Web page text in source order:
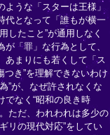
うな「スターは王様」
代となって「誰もが横一
したこと”が通用しなく
「罪」な行為として、
あまりにも若くして「ス
つき”を理解できないわけ
”が、なぜ許されなくな
でなく“昭和の良き時
ただ、われわれは多少の
リの現代対応”をしてい